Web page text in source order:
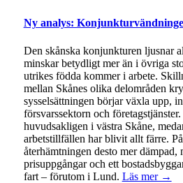
Ny analys:
Den skånska konjunkturen ljusnar
minskar betydligt mer än i övriga
utrikes födda kommer i arbete.
mellan Skånes olika delområden
sysselsättningen börjar växla upp,
försvarssektorn och
huvudsakligen i västra Skåne,
arbetstillfällen har blivit allt färre.
återhämtningen desto mer dämpad,
prisuppgångar och ett
fart – förutom i Lund. Läs mer →